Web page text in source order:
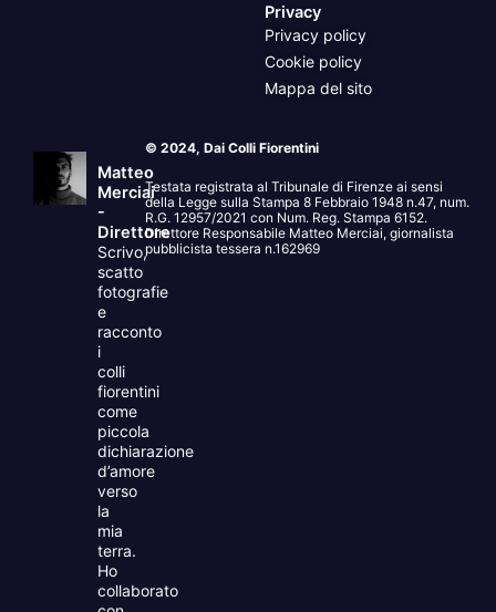
Privacy
Privacy policy
Cookie policy
Mappa del sito
Matteo
Merciai
-
Direttore
Scrivo,
scatto
fotografie
e
racconto
i
colli
fiorentini
come
piccola
dichiarazione
d’amore
verso
la
mia
terra.
Ho
collaborato
© 2024, Dai Colli Fiorentini
Testata registrata al Tribunale di Firenze ai sensi
della Legge sulla Stampa 8 Febbraio 1948 n.47, num.
R.G. 12957/2021 con Num. Reg. Stampa 6152.
Direttore Responsabile Matteo Merciai, giornalista
pubblicista tessera n.162969